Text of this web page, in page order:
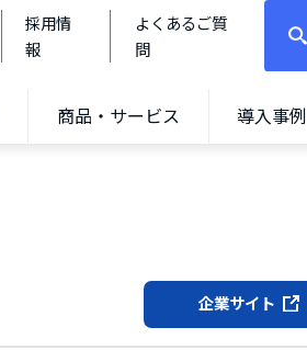
採用情
報
よくあるご質
問
商品・サービス 導入事例
企業サイト